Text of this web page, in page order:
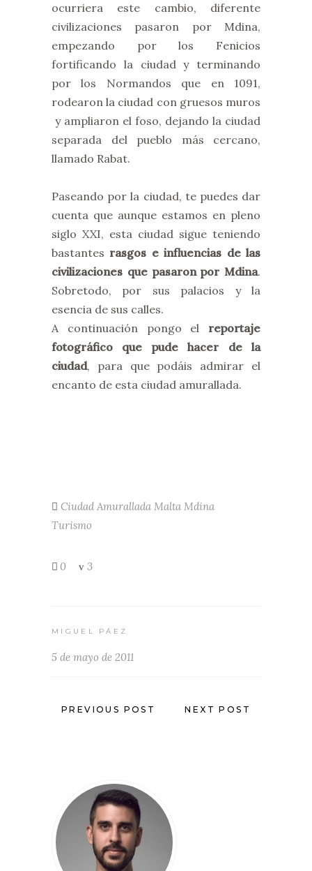
ocurriera este cambio, diferente
civilizaciones pasaron por Mdina,
empezando por los Fenicios
fortificando la ciudad y terminando
por los Normandos que en 1091,
rodearon la ciudad con gruesos muros
y ampliaron el foso, dejando la ciudad
separada del pueblo más cercano,
llamado Rabat.
Paseando por la ciudad, te puedes dar
cuenta que aunque estamos en pleno
siglo XXI, esta ciudad sigue teniendo
bastantes rasgos e influencias de las
civilizaciones que pasaron por Mdina.
Sobretodo, por sus palacios y la
esencia de sus calles.
A continuación pongo el reportaje
fotográfico que pude hacer de la
ciudad, para que podáis admirar el
encanto de esta ciudad amurallada.
Ciudad Amurallada Malta Mdina
Turismo
0 3
MIGUEL PÁEZ
5 de mayo de 2011
PREVIOUS POST NEXT POST